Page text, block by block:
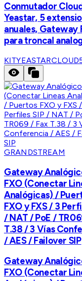
Conmutador
Yeastar, 5
anuales, Gateway
para troncal
GRANDSTREAM
Gateway
FXO (Conectar
Analógicas) /
FXO y FXS / 3
/ NAT / PoE /
T.38 / 3 Vías
/ AES / Failover SIP
Gateway
FXO (Conectar